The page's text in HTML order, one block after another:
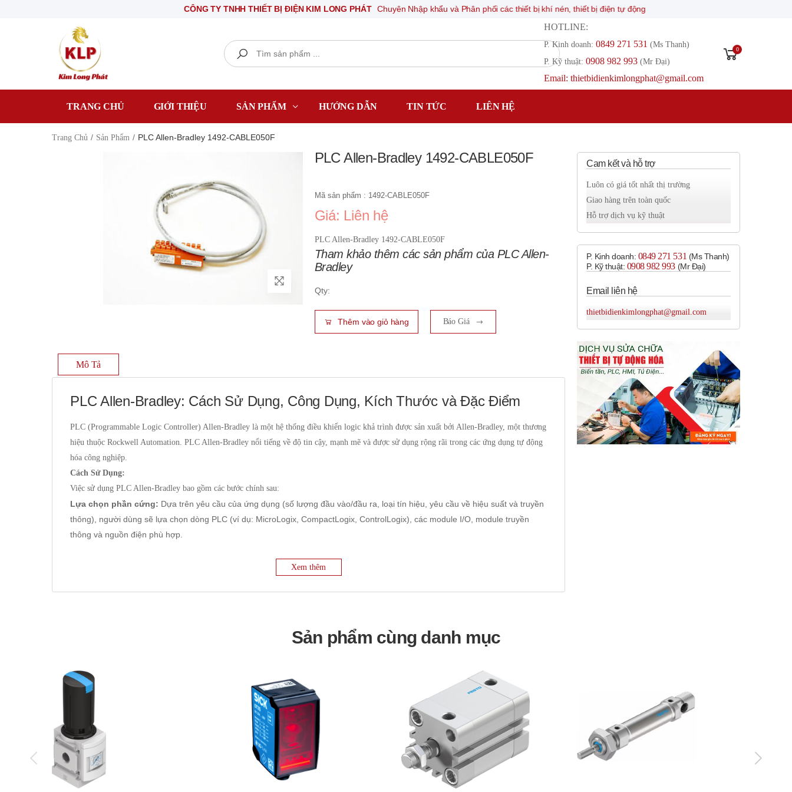
CÔNG TY TNHH THIẾT BỊ ĐIỆN KIM LONG PHÁT Chuyên Nhập khẩu và Phân phối các thiết bị khí nén, thiết bị điện tự động
Search
HOTLINE:
P. Kinh doanh: 0849 271 531 (Ms Thanh)
P. Kỹ thuật: 0908 982 993​ (Mr Đại)
Email: thietbidienkimlongphat@gmail.com
0
TRANG CHỦ GIỚI THIỆU SẢN PHẨM HƯỚNG DẪN TIN TỨC LIÊN HỆ
Trang Chủ Sản Phẩm PLC Allen-Bradley 1492-CABLE050F
PLC Allen-Bradley 1492-CABLE050F
Mã sản phẩm : 1492-CABLE050F
Giá: Liên hệ
PLC Allen-Bradley 1492-CABLE050F
Tham khảo thêm các sản phẩm của PLC Allen-
Bradley
Qty:
Thêm vào giỏ hàng Báo Giá
Mô Tả
PLC Allen-Bradley: Cách Sử Dụng, Công Dụng, Kích Thước và Đặc Điểm
PLC (Programmable Logic Controller) Allen-Bradley là một hệ thống điều khiển logic khả trình được sản xuất bởi Allen-Bradley, một thương
hiệu thuộc Rockwell Automation. PLC Allen-Bradley nổi tiếng về độ tin cậy, mạnh mẽ và được sử dụng rộng rãi trong các ứng dụng tự động
hóa công nghiệp.
Cách Sử Dụng:
Việc sử dụng PLC Allen-Bradley bao gồm các bước chính sau:
Lựa chọn phần cứng: Dựa trên yêu cầu của ứng dụng (số lượng đầu vào/đầu ra, loại tín hiệu, yêu cầu về hiệu suất và truyền
thông), người dùng sẽ lựa chọn dòng PLC (ví dụ: MicroLogix, CompactLogix, ControlLogix), các module I/O, module truyền
thông và nguồn điện phù hợp.
v.v.) đến các module I/O cần được thực hiện chính xác theo sơ đồ đấu dây.
Sử dụng cáp truyền thông (ví dụ: Ethernet, USB, Serial) để kết nối máy tính đã cài đặt phần mềm
Kiểm tra và gỡ lỗi:
Sau khi tải chương trình, cần kiểm tra hoạt động của PLC và hệ thống bằng cách mô phỏng hoặc chạy thử
với các thiết bị thực tế. Phần mềm lập trình thường cung cấp các công cụ để giám sát trạng thái của các biến, chẩn đoán lỗi và
Sau khi hệ thống hoạt động ổn định, cần tuân thủ các quy trình vận hành và bảo trì để đảm bảo PLC
hoạt động liên tục và hiệu quả.
Công Dụng:
PLC Allen-Bradley được sử dụng rộng rãi trong nhiều ngành công nghiệp để tự động hóa các quy trình và máy móc, bao gồm:
Điều khiển máy móc:
Điều khiển các chuyển động, hoạt động của máy công cụ, máy đóng gói, máy in, v.v.
Xem thêm
Cam kết và hỗ trợ
Luôn có giá tốt nhất thị trường
Giao hàng trên toàn quốc
Hỗ trợ dịch vụ kỹ thuật
P. Kinh doanh: 0849 271 531 (Ms Thanh)
P. Kỹ thuật: 0908 982 993​ (Mr Đại)
Email liên hệ
thietbidienkimlongphat@gmail.com
Sản phẩm cùng danh mục